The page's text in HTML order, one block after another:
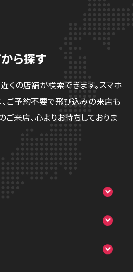
ら探す
くの店舗が検索できます。スマホ
ご予約不要で飛び込みの来店も
ご来店、心よりお待ちしておりま
幌